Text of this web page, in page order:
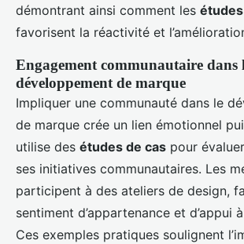
démontrant ainsi comment les
favorisent la réactivité et
Engagement communautaire dans
développement de marque
Impliquer une communauté dans le
de marque crée un lien émotionnel
utilise des études de cas pour
ses initiatives communautaires. Les
participent à des ateliers de design,
sentiment d’appartenance et d’appui
Ces exemples pratiques soulignent